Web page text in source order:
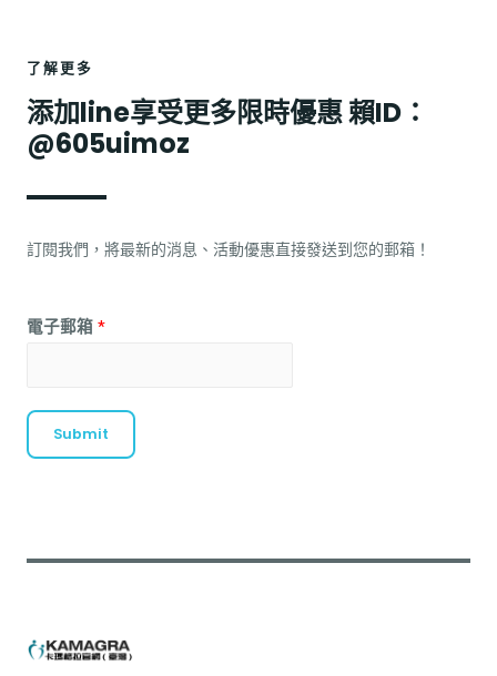
了解更多
添加line享受更多限時優惠 賴ID：
@605uimoz
訂閱我們，將最新的消息、活動優惠直接發送到您的郵箱！
電子郵箱 *
Submit